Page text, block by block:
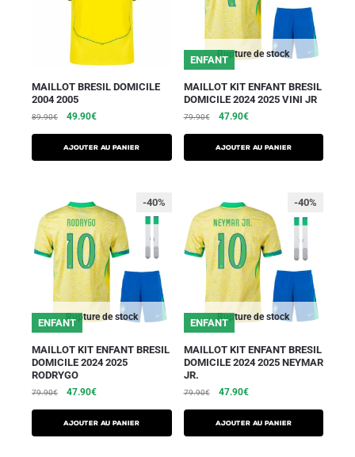
MAILLOT BRESIL DOMICILE
2004 2005
89.90€ 49.90€
AJOUTER AU PANIER
Rupture de stock
ENFANT
MAILLOT KIT ENFANT BRESIL
DOMICILE 2024 2025 VINI JR
79.90€ 47.90€
AJOUTER AU PANIER
Rupture de stock
-40%
ENFANT
MAILLOT KIT ENFANT BRESIL
DOMICILE 2024 2025
RODRYGO
79.90€ 47.90€
AJOUTER AU PANIER
Rupture de stock
-40%
ENFANT
MAILLOT KIT ENFANT BRESIL
DOMICILE 2024 2025 NEYMAR
JR.
79.90€ 47.90€
AJOUTER AU PANIER